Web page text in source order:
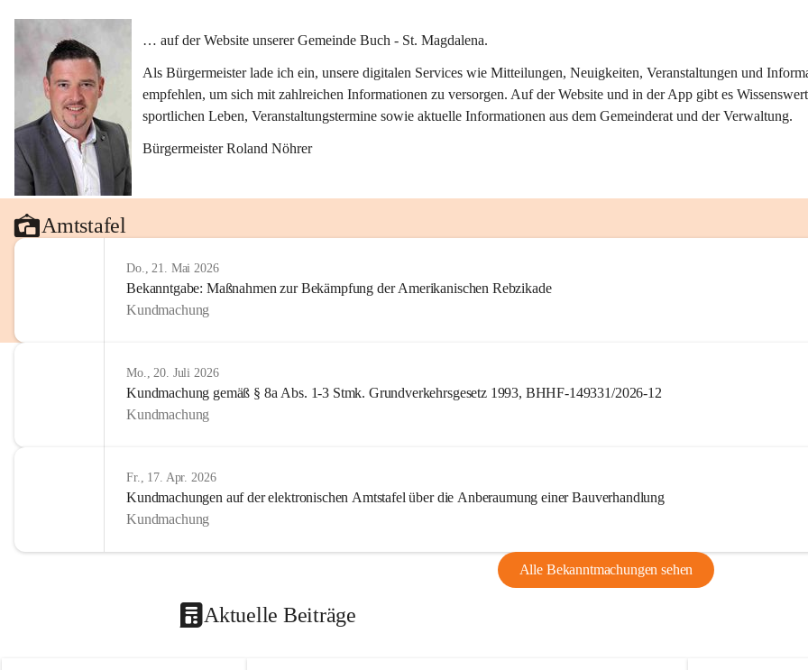
… auf der Website unserer Gemeinde Buch - St. Magdalena.
Als Bürgermeister lade ich ein, unsere digitalen Services wie Mitteilungen, Neuigkeiten, Veranstaltungen und
empfehlen, um sich mit zahlreichen Informationen zu versorgen. Auf der Website und in der App gibt es
sportlichen Leben, Veranstaltungstermine sowie aktuelle Informationen aus dem Gemeinderat und der Verwaltung.
Bürgermeister Roland Nöhrer
Amtstafel
Do., 21. Mai 2026
Bekanntgabe: Maßnahmen zur Bekämpfung der Amerikanischen Rebzikade
Kundmachung
Mo., 20. Juli 2026
Kundmachung gemäß § 8a Abs. 1-3 Stmk. Grundverkehrsgesetz 1993, BHHF-149331/2026-12
Kundmachung
Fr., 17. Apr. 2026
Kundmachungen auf der elektronischen Amtstafel über die Anberaumung einer Bauverhandlung
Kundmachung
Alle Bekanntmachungen sehen
Aktuelle Beiträge